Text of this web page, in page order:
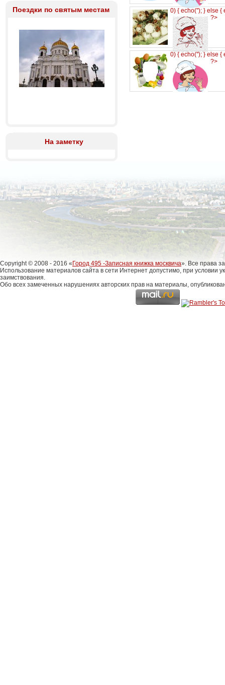
Поездки по святым местам
На заметку
0) { echo(''); } else {
?>
0) { echo(''); } else {
?>
Copyright © 2008 - 2016 « Город 495 -Записная книжка москвича». Все права
Использование материалов сайта в сети Интернет допустимо, при условии
заимствования.
Обо всех замеченных нарушениях авторских прав на материалы,